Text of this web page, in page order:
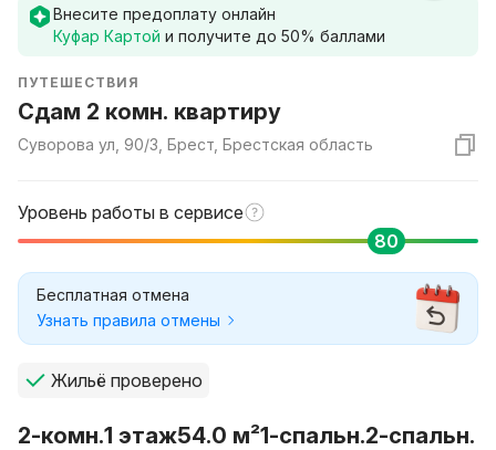
Внесите предоплату онлайн
Куфар Картой и получите до 50% баллами
ПУТЕШЕСТВИЯ
Сдам 2 комн. квартиру
Суворова ул, 90/3, Брест, Брестская область
Уровень работы в сервисе
80
Бесплатная отмена
Узнать правила отмены
Жильё проверено
2-комн.1 этаж54.0 м²1-спальн.2-спальн.